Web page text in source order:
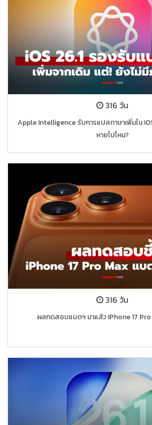
316 วัน
Apple Intelligence รับการแปลภาษาเพิ่มใน
หายไปไหน?
316 วัน
ผลทดสอบแบตฯ มาแล้ว IPhone 17